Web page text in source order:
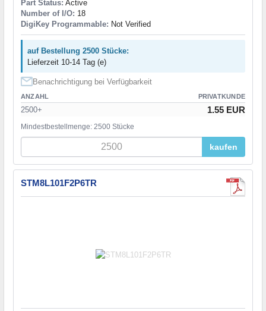
Part Status: Active
Number of I/O: 18
DigiKey Programmable: Not Verified
auf Bestellung 2500 Stücke:
Lieferzeit 10-14 Tag (e)
Benachrichtigung bei Verfügbarkeit
ANZAHL PRIVATKUNDE
2500+ 1.55 EUR
Mindestbestellmenge: 2500 Stücke
kaufen
STM8L101F2P6TR